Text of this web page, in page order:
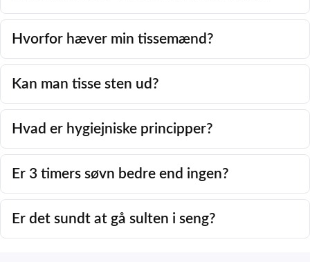
Hvorfor hæver min tissemænd?
Kan man tisse sten ud?
Hvad er hygiejniske principper?
Er 3 timers søvn bedre end ingen?
Er det sundt at gå sulten i seng?